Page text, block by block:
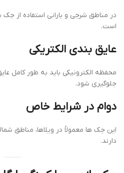
است.
عایق بندی الکتریکی
محفظه الکترونیکی باید به طور کامل
جلوگیری شود.
دوام در شرایط خاص
این جک ها معمولاً در ویلاها، مناطق
دارند.